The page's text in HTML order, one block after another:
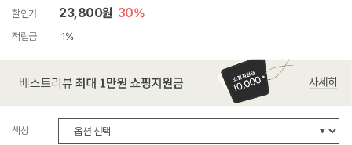
할인가
23,800원 30%
적립금 1%
색상